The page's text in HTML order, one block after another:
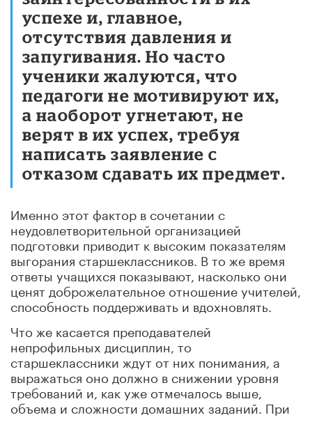
успехе и, главное,
отсутствия давления и
запугивания. Но часто
ученики жалуются, что
педагоги не мотивируют их,
а наоборот угнетают, не
верят в их успех, требуя
написать заявление с
отказом сдавать их предмет.
Именно этот фактор в сочетании с
неудовлетворительной организацией
подготовки приводит к высоким показателям
выгорания старшеклассников. В то же время
ответы учащихся показывают, насколько они
ценят доброжелательное отношение учителей,
способность поддерживать и вдохновлять.
Что же касается преподавателей
непрофильных дисциплин, то
старшеклассники ждут от них понимания, а
выражаться оно должно в снижении уровня
требований и, как уже отмечалось выше,
объема и сложности домашних заданий. При